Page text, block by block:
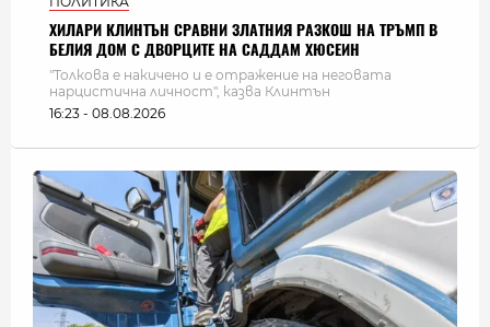
ХИЛАРИ КЛИНТЪН СРАВНИ ЗЛАТНИЯ РАЗКОШ НА ТРЪМП В
БЕЛИЯ ДОМ С ДВОРЦИТЕ НА САДДАМ ХЮСЕИН
"Толкова е накичено и е отражение на неговата
нарцистична личност", казва Клинтън
16:23 - 08.08.2026